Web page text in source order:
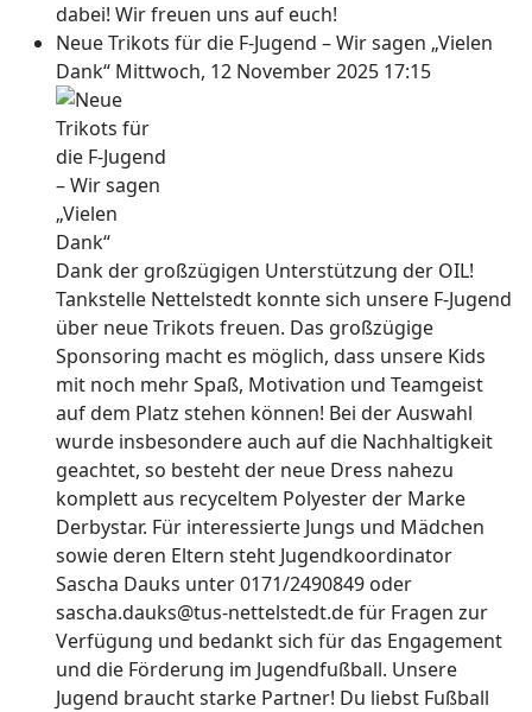
dabei! Wir freuen uns auf euch!
Neue Trikots für die F-Jugend – Wir sagen „Vielen
Dank“ Mittwoch, 12 November 2025 17:15
Dank der großzügigen Unterstützung der OIL!
Tankstelle Nettelstedt konnte sich unsere F-Jugend
über neue Trikots freuen. Das großzügige
Sponsoring macht es möglich, dass unsere Kids
mit noch mehr Spaß, Motivation und Teamgeist
auf dem Platz stehen können! Bei der Auswahl
wurde insbesondere auch auf die Nachhaltigkeit
geachtet, so besteht der neue Dress nahezu
komplett aus recyceltem Polyester der Marke
Derbystar. Für interessierte Jungs und Mädchen
sowie deren Eltern steht Jugendkoordinator
Sascha Dauks unter 0171/2490849 oder
sascha.dauks@tus-nettelstedt.de für Fragen zur
Verfügung und bedankt sich für das Engagement
und die Förderung im Jugendfußball. Unsere
Jugend braucht starke Partner! Du liebst Fußball